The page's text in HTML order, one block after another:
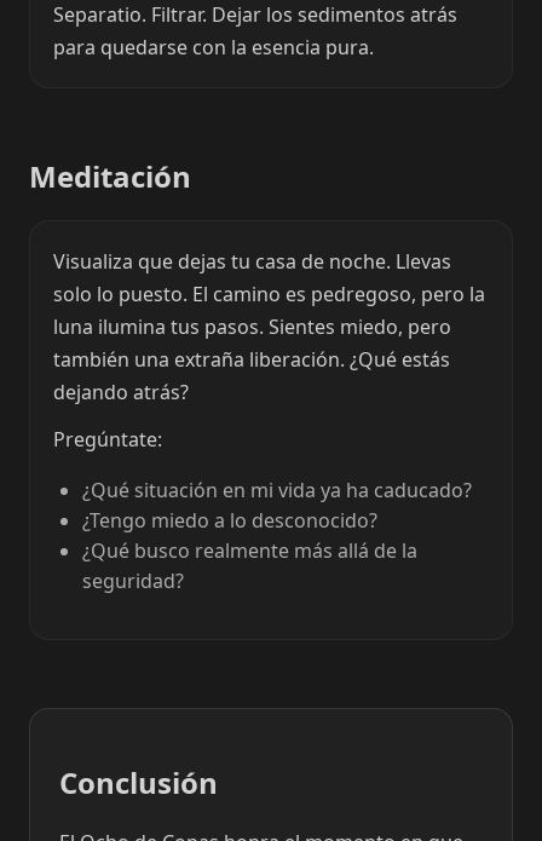
Separatio. Filtrar. Dejar los sedimentos atrás
para quedarse con la esencia pura.
Meditación
Visualiza que dejas tu casa de noche. Llevas
solo lo puesto. El camino es pedregoso, pero la
luna ilumina tus pasos. Sientes miedo, pero
también una extraña liberación. ¿Qué estás
dejando atrás?
Pregúntate:
¿Qué situación en mi vida ya ha caducado?
¿Tengo miedo a lo desconocido?
¿Qué busco realmente más allá de la
seguridad?
Conclusión